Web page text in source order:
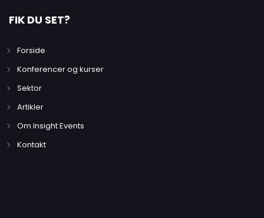
FIK DU SET?
Forside
Konferencer og kurser
Sektor
Artikler
Om Insight Events
Kontakt